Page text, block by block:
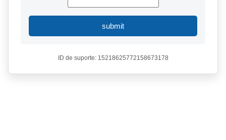
submit
ID de suporte: 15218625772158673178